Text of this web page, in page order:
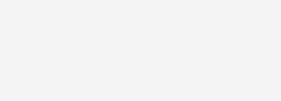
VIAJE O MUNDO COM A